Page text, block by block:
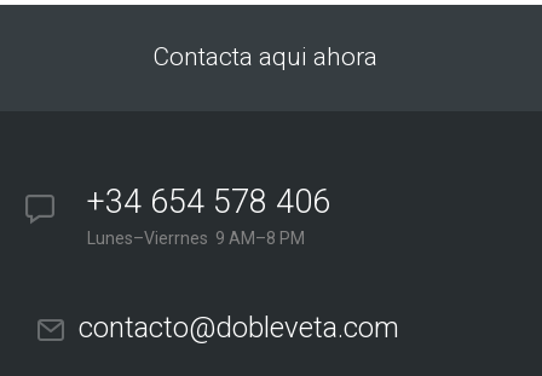
Contacta aqui ahora
+34 654 578 406
Lunes–Vierrnes 9 AM–8 PM
contacto@dobleveta.com